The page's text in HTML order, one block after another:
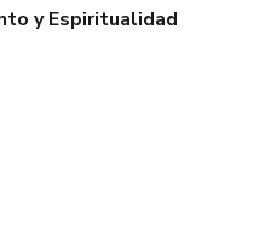
y Espiritualidad